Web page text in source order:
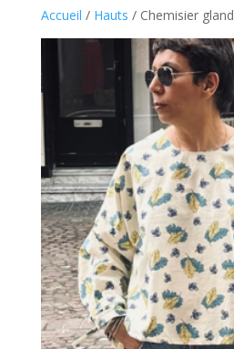
Accueil / Hauts / Chemisier gland